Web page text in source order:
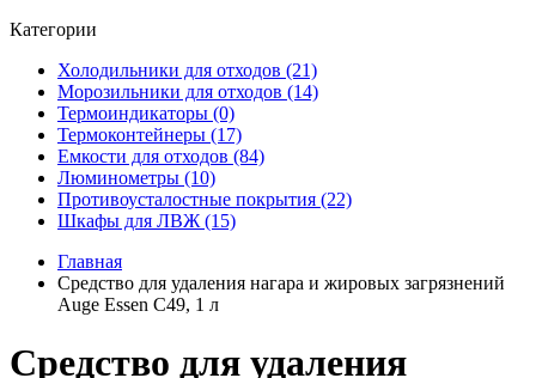
Категории
Холодильники для отходов (21)
Морозильники для отходов (14)
Термоиндикаторы (0)
Термоконтейнеры (17)
Емкости для отходов (84)
Люминометры (10)
Противоусталостные покрытия (22)
Шкафы для ЛВЖ (15)
Главная
Средство для удаления нагара и жировых загрязнений
Auge Essen C49, 1 л
Средство для удаления